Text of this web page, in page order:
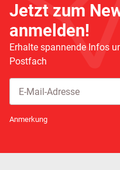
Jetzt zum
anmelden!
Erhalte spannende Infos
Postfach
Anmerkung